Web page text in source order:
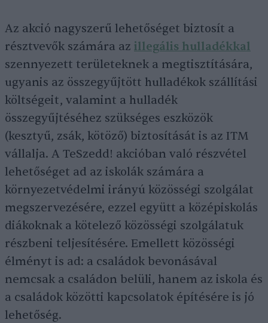
Az akció nagyszerű lehetőséget biztosít a
résztvevők számára az illegális hulladékkal
szennyezett területeknek a megtisztítására,
ugyanis az összegyűjtött hulladékok szállítási
költségeit, valamint a hulladék
összegyűjtéséhez szükséges eszközök
(kesztyű, zsák, kötöző) biztosítását is az ITM
vállalja. A TeSzedd! akcióban való részvétel
lehetőséget ad az iskolák számára a
környezetvédelmi irányú közösségi szolgálat
megszervezésére, ezzel együtt a középiskolás
diákoknak a kötelező közösségi szolgálatuk
részbeni teljesítésére. Emellett közösségi
élményt is ad: a családok bevonásával
nemcsak a családon belüli, hanem az iskola és
a családok közötti kapcsolatok építésére is jó
lehetőség.